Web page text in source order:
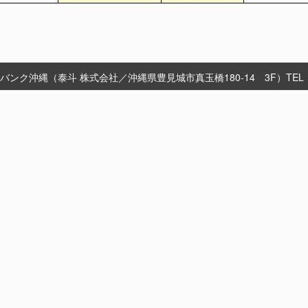
ンク沖縄（泰斗 株式会社／沖縄県豊見城市真玉橋180-14 3F）TEL